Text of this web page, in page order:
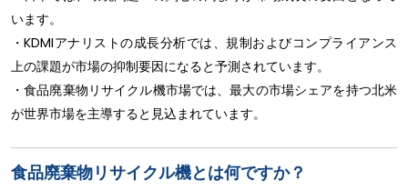
います。
・KDMIアナリストの成長分析では、規制およびコンプライアンス
上の課題が市場の抑制要因になると予測されています。
・食品廃棄物リサイクル機市場では、最大の市場シェアを持つ北米
が世界市場を主導すると見込まれています。
食品廃棄物リサイクル機とは何ですか？